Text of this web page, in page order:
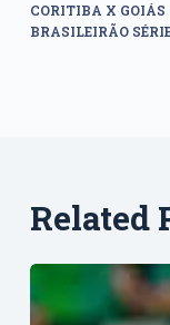
CORITIBA X GOIÁS
BRASILEIRÃO
Related